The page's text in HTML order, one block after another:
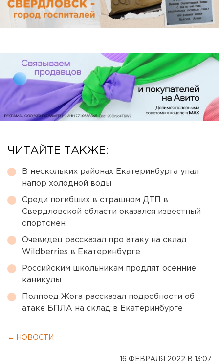
ЧИТАЙТЕ ТАКЖЕ:
В нескольких районах Екатеринбурга упал
напор холодной воды
Среди погибших в страшном ДТП в
Свердловской области оказался известный
спортсмен
Очевидец рассказал про атаку на склад
Wildberries в Екатеринбурге
Российским школьникам продлят осенние
каникулы
Полпред Жога рассказал подробности об
атаке БПЛА на склад в Екатеринбурге
← НОВОСТИ
16 ФЕВРАЛЯ 2022 В 13:07